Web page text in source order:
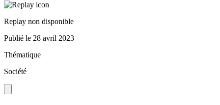
Replay non disponible
Publié le 28 avril 2023
Thématique
Société